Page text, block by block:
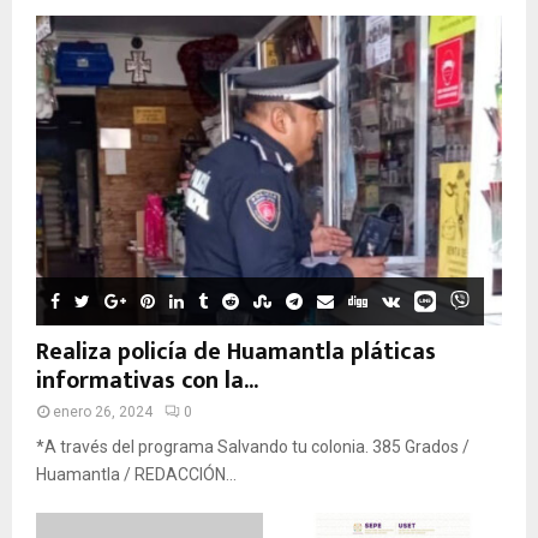
Realiza policía de Huamantla pláticas
informativas con la...
enero 26, 2024 0
*A través del programa Salvando tu colonia. 385 Grados /
Huamantla / REDACCIÓN...